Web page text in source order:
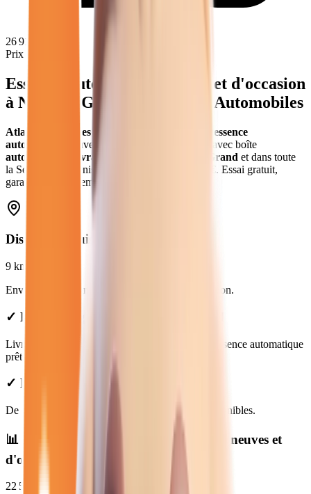
26 912
Prix moyen
Essence Automatique
neuves et d'occasion
à Noisy-le-Grand ) - Atlas Automobiles
Atlas Automobiles
essence
automatique
neuves et d'occasion
avec boîte
automatique
Livraison gratuite à Noisy-le-Grand et dans toute
la Seine-Saint-Denis
€. Essai gratuit,
garantie et financement disponible.
Distance depuis
9 km
Environ
en voiture jusqu'à notre concession.
✓ Livraison gratuite à Noisy-le-Grand
Livraison gratuite à Noisy-le-Grand. Véhicules essence automatique
prêts à partir.
✓ Prix Transparents
De €. Financement et LOA disponibles.
📊 Statistiques des
neuves et
d'occasion
22 500
km